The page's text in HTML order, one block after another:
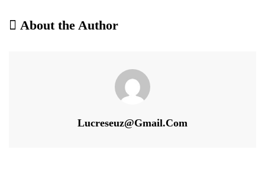
About the Author
Lucreseuz@gmail.com